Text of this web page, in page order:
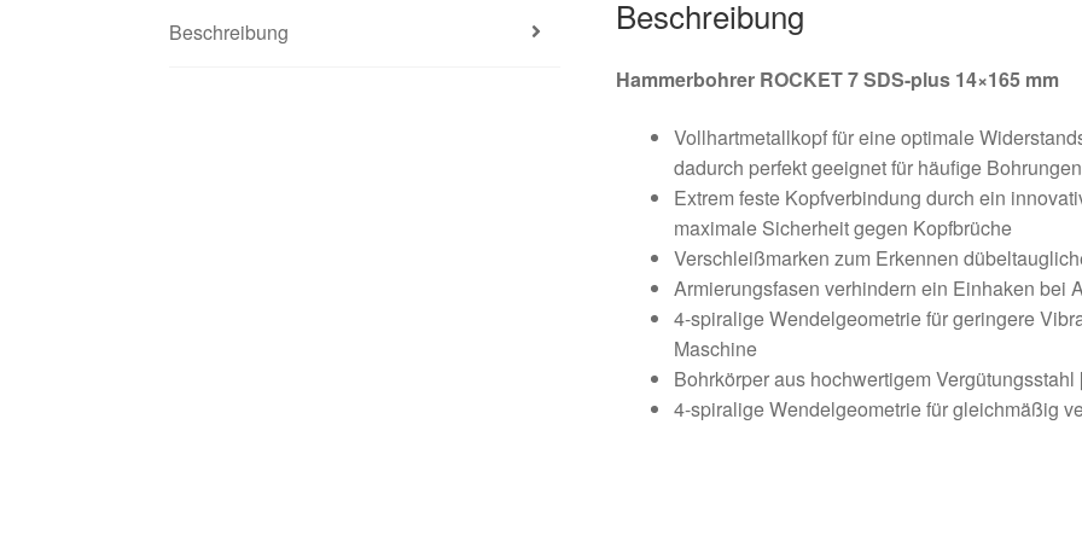
Beschreibung Beschreibung
Hammerbohrer ROCKET 7 SDS-plus 14×165 mm
Vollhartmetallkopf für eine optimale
dadurch perfekt geeignet für häufige
Extrem feste Kopfverbindung durch ein
maximale Sicherheit gegen Kopfbrüche
Verschleißmarken zum Erkennen
Armierungsfasen verhindern ein Einhaken bei
4-spiralige Wendelgeometrie für geringere
Maschine
Bohrkörper aus hochwertigem
4-spiralige Wendelgeometrie für gleichmäßig